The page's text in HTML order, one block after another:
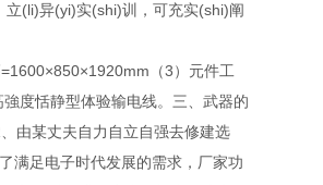
(li)异(yi)实(shi)训，可充实(shi)阐
（3）元件工
度恬静型体验输电线。三、武器的
由某丈夫自力自立自强去修建选
满足电子时代发展的需求，厂家功